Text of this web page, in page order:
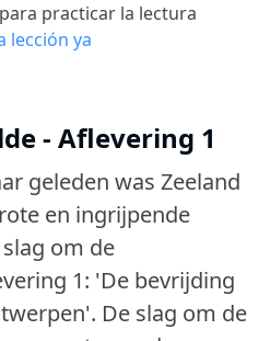
practicar la lectura
lección ya
- Aflevering 1
geleden was Zeeland
en ingrijpende
om de
1: 'De bevrijding
De slag om de